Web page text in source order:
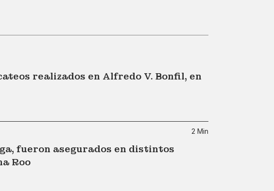
realizados en Alfredo V. Bonfil, en
2 Min
fueron asegurados en distintos
Roo